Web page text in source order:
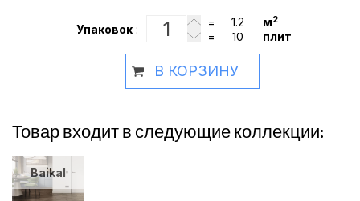
Упаковок :
= м2
= плит
В КОРЗИНУ
Товар входит в следующие коллекции:
Baikal